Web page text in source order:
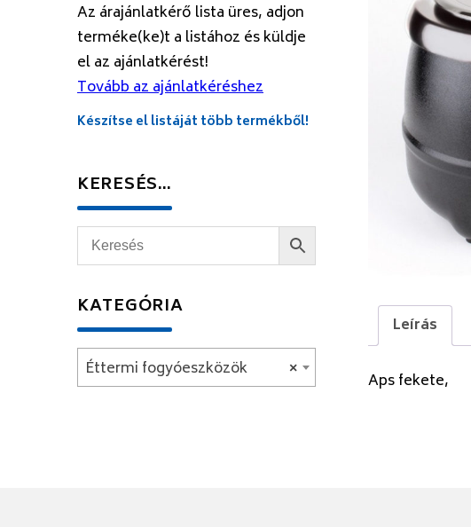
Leírás
Aps fekete,
Az árajánlatkérő lista üres, adjon
terméke(ke)t a listához és küldje
el az ajánlatkérést!
Tovább az ajánlatkéréshez
Készítse el listáját több termékből!
KERESÉS…
KATEGÓRIA
×
Éttermi fogyóeszközök